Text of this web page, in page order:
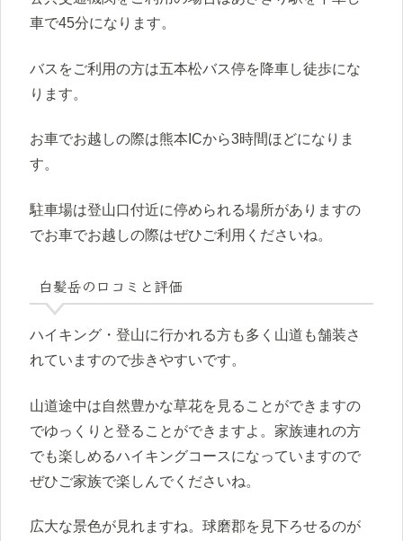
車で45分になります。
バスをご利用の方は五本松バス停を降車し徒歩にな
ります。
お車でお越しの際は熊本ICから3時間ほどになりま
す。
駐車場は登山口付近に停められる場所がありますの
でお車でお越しの際はぜひご利用くださいね。
白髪岳の口コミと評価
ハイキング・登山に行かれる方も多く山道も舗装さ
れていますので歩きやすいです。
山道途中は自然豊かな草花を見ることができますの
でゆっくりと登ることができますよ。家族連れの方
でも楽しめるハイキングコースになっていますので
ぜひご家族で楽しんでくださいね。
広大な景色が見れますね。球磨郡を見下ろせるのが